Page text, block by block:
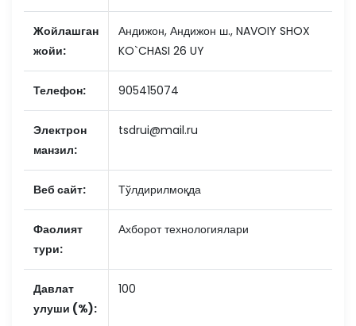
Жойлашган
жойи:
Андижон, Андижон ш., NAVOIY SHOX
KO`CHASI 26 UY
Телефон: 905415074
Электрон
манзил:
tsdrui@mail.ru
Веб сайт: Тўлдирилмоқда
Фаолият
тури:
Ахборот технологиялари
Давлат
улуши (%):
100